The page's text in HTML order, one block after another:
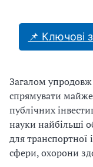
📌 Ключові
Загалом
спрямувати
публічних
науки найбільші
для транспортної
сфери, охорони